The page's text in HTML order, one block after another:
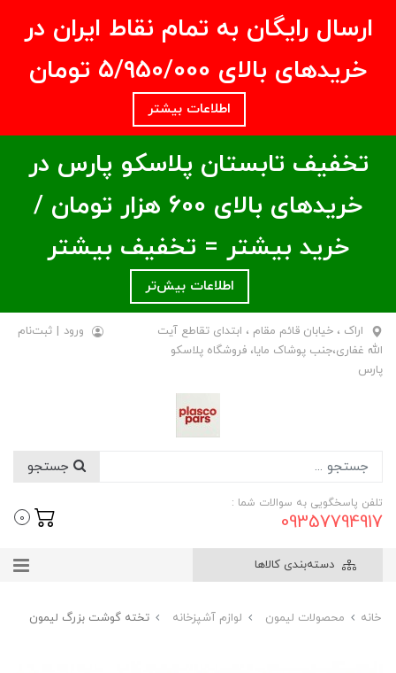
ارسال رایگان به تمام نقاط ایران در
خریدهای بالای ۵/950/000 تومان
اطلاعات بیشتر
تخفیف تابستان پلاسکو پارس در
خریدهای بالای ۶00 هزار تومان /
خرید بیشتر = تخفیف بیشتر
اطلاعات بیش‌تر
اراک ، خیابان قائم مقام ، ابتدای تقاطع آیت
الله غفاری،جنب پوشاک مایا، فروشگاه پلاسکو
پارس
ورود | ثبت‌نام
تلفن پاسخگویی به سوالات شما :
09357794917
0
دسته‌بندی کالاها
خانه محصولات لیمون لوازم آشپزخانه تخته گوشت بزرگ لیمون